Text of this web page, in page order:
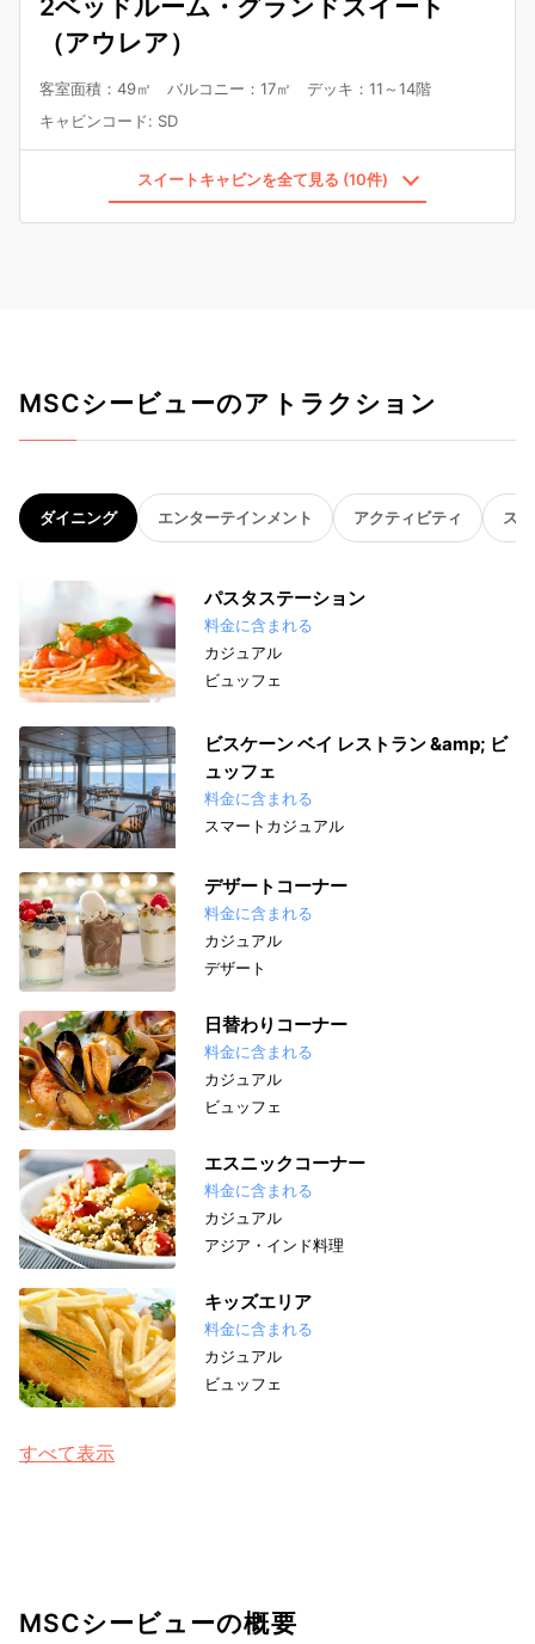
2ベッドルーム・グランドスイート
（アウレア）
客室面積：49㎡ バルコニー：17㎡ デッキ：11～14階
キャビンコード: SD
スイートキャビンを全て見る (10件)
MSCシービューのアトラクション
ダイニング エンターテインメント アクティビティ ス
パスタステーション
料金に含まれる
カジュアル
ビュッフェ
ビスケーン ベイ レストラン &amp; ビ
ュッフェ
料金に含まれる
スマートカジュアル
デザートコーナー
料金に含まれる
カジュアル
デザート
日替わりコーナー
料金に含まれる
カジュアル
ビュッフェ
エスニックコーナー
料金に含まれる
カジュアル
アジア・インド料理
キッズエリア
料金に含まれる
カジュアル
ビュッフェ
すべて表示
MSCシービューの概要